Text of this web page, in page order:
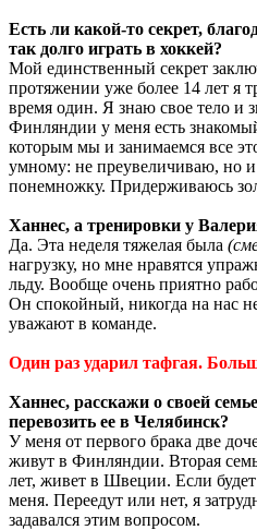
Есть ли какой-то секрет,
так долго играть в хоккей?
Мой единственный секрет
протяжении уже более 14 лет я
время один. Я знаю свое тело и
Финляндии у меня есть
которым мы и занимаемся все
умному: не преувеличиваю, но
понемножку. Придерживаюсь
Ханнес, а тренировки у
Да. Эта неделя тяжелая была
нагрузку, но мне нравятся
льду. Вообще очень приятно
Он спокойный, никогда на нас
уважают в команде.
Один раз ударил тафгая.
Ханнес, расскажи о своей
перевозить ее в Челябинск?
У меня от первого брака две
живут в Финляндии. Вторая
лет, живет в Швеции. Если
меня. Переедут или нет, я
задавался этим вопросом.